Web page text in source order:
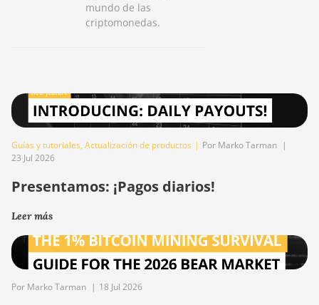
mundo de las
criptomonedas.
Guías y tutoriales, Actualización de productos | Por Marko Tarman |
23 Jul 2026
Presentamos: ¡Pagos diarios!
Leer más
Por Marko Tarman | 18 Jul 2026